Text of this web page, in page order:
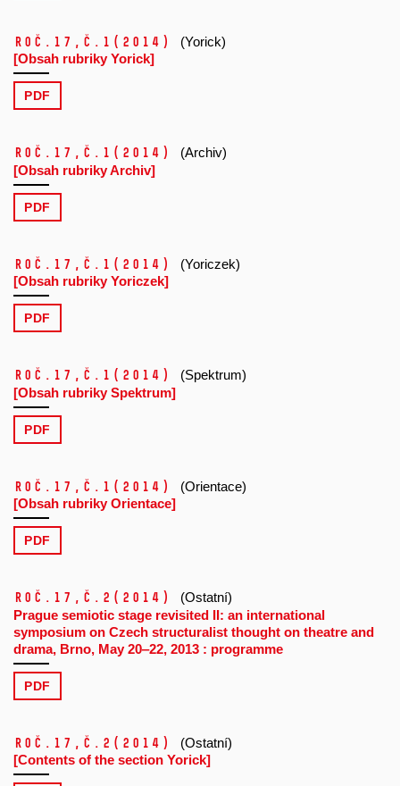
Roč.17, č.1 (2014)
(Yorick)
[Obsah rubriky Yorick]
PDF
Roč.17, č.1 (2014)
(Archiv)
[Obsah rubriky Archiv]
PDF
Roč.17, č.1 (2014)
(Yoriczek)
[Obsah rubriky Yoriczek]
PDF
Roč.17, č.1 (2014)
(Spektrum)
[Obsah rubriky Spektrum]
PDF
Roč.17, č.1 (2014)
(Orientace)
[Obsah rubriky Orientace]
PDF
Roč.17, č.2 (2014)
(Ostatní)
Prague semiotic stage revisited II: an international
symposium on Czech structuralist thought on theatre and
drama, Brno, May 20‒22, 2013 : programme
PDF
Roč.17, č.2 (2014)
(Ostatní)
[Contents of the section Yorick]